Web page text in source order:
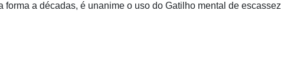
forma a décadas, é unanime o uso do Gatilho mental de